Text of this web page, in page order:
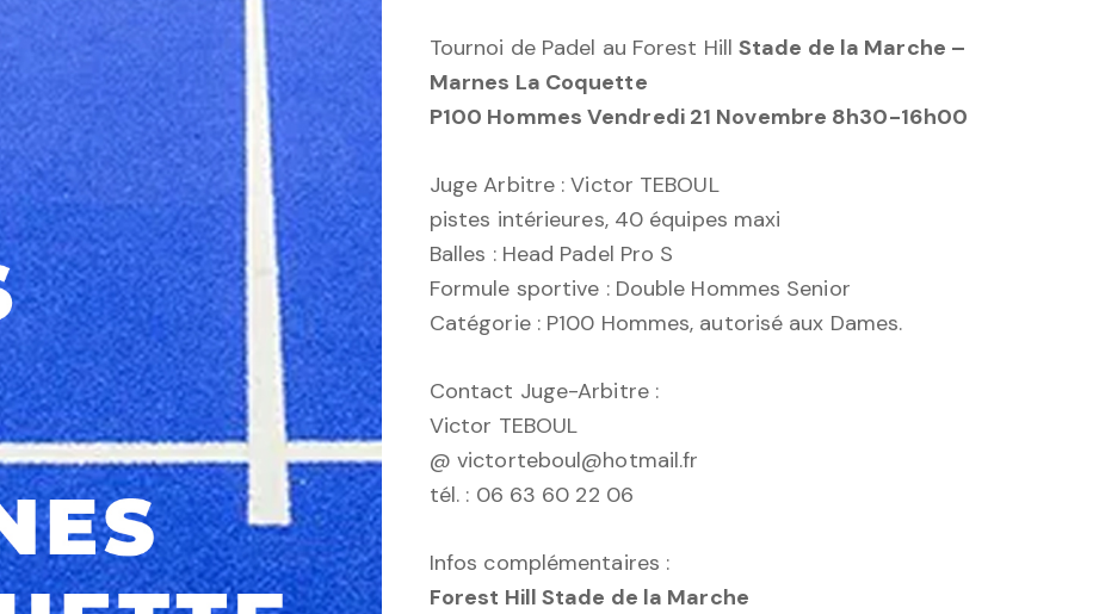
Tournoi de Padel au Forest HillStade de la Marche –
Marnes La Coquette
P100 Hommes Vendredi 21 Novembre 8h30-16h00
Juge Arbitre : Victor TEBOUL
pistes intérieures, 40 équipes maxi
Balles : Head Padel Pro S
Formule sportive : Double Hommes Senior
Catégorie : P100 Hommes, autorisé aux Dames.
Contact Juge-Arbitre :
Victor TEBOUL
@ victorteboul@hotmail.fr
tél. : 06 63 60 22 06
Infos complémentaires :
Forest Hill Stade de la Marche